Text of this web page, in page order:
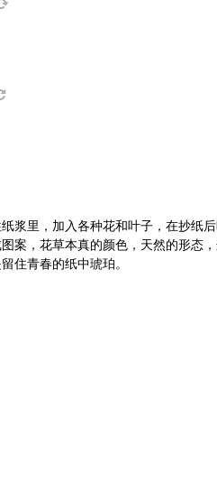
浆里，加入各种花和叶子，在抄纸
案，花草本真的颜色，天然的形态
住青春的纸中琥珀。